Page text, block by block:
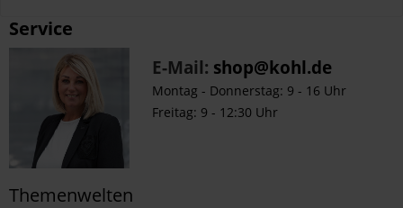
Service
E-Mail: shop@kohl.de
Montag - Donnerstag: 9 - 16 Uhr
Freitag: 9 - 12:30 Uhr
Themenwelten